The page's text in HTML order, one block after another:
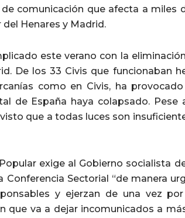
comunicación que afecta a miles
Henares y Madrid.
este verano con la
De los 33 Civis que funcionaban
como en Civis, ha
de España haya colapsado.
que a todas luces son
exige al Gobierno socialista
Conferencia Sectorial “de manera
y ejerzan de una vez
que va a dejar incomunicados a